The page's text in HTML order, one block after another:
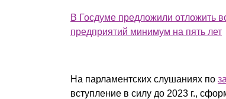
В Госдуме предложили отложить
предприятий минимум на пять лет
На парламентских слушаниях по
вступление в силу до 2023 г.,